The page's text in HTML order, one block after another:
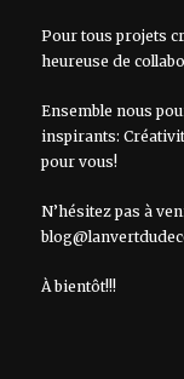
Pour tous projets
heureuse de
Ensemble nous
inspirants:
pour vous!
N’hésitez pas à
À bientôt!!!